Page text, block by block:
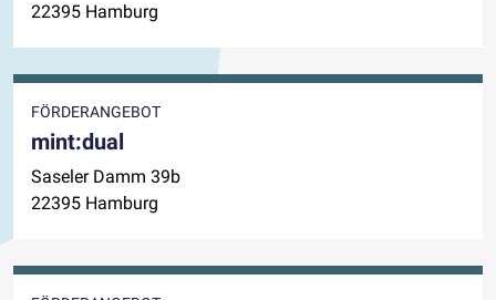
22395 Hamburg
FÖRDERANGEBOT
mint:dual
Saseler Damm 39b
22395 Hamburg